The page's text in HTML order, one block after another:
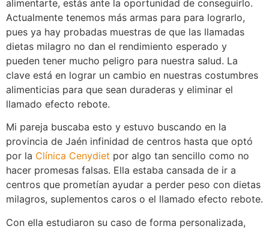
alimentarte, estás ante la oportunidad de conseguirlo.
Actualmente tenemos más armas para para lograrlo,
pues ya hay probadas muestras de que las llamadas
dietas milagro no dan el rendimiento esperado y
pueden tener mucho peligro para nuestra salud. La
clave está en lograr un cambio en nuestras costumbres
alimenticias para que sean duraderas y eliminar el
llamado efecto rebote.
Mi pareja buscaba esto y estuvo buscando en la
provincia de Jaén infinidad de centros hasta que optó
por la Clínica Cenydiet por algo tan sencillo como no
hacer promesas falsas. Ella estaba cansada de ir a
centros que prometían ayudar a perder peso con dietas
milagros, suplementos caros o el llamado efecto rebote.
Con ella estudiaron su caso de forma personalizada,